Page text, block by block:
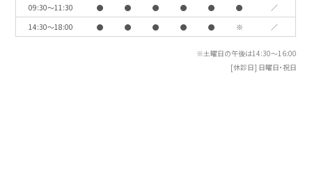
09:30〜11:30
● ● ● ● ● ●
／
14:30〜18:00
● ● ● ● ● ※ ／
※土曜日の午後は14:30〜16:00
[休診日] 日曜日・祝日